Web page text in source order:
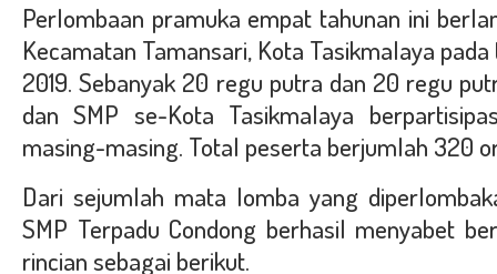
Perlombaan pramuka empat tahunan ini
Kecamatan Tamansari, Kota Tasikmalaya
2019. Sebanyak 20 regu putra dan 20 regu
dan SMP se-Kota Tasikmalaya
masing-masing. Total peserta berjumlah 320
Dari sejumlah mata lomba yang
SMP Terpadu Condong berhasil menyabet
rincian sebagai berikut.